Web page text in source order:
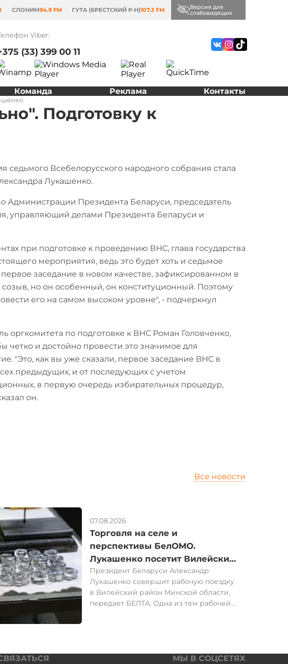
СЛОНИМ94.9 FM ГУТА (БРЕСТСКИЙ Р-Н)107.3 FM
Версия для
слабовидящих
Viber:
(33) 399 00 11
Команда Реклама Контакты
Подготовку к
седьмого Всебелорусского народного собрания стала
Лукашенко.
Администрации Президента Беларуси, председатель
управляющий делами Президента Беларуси и
при подготовке к проведению ВНС, глава государства
мероприятия, ведь это будет хоть и седьмое
заседание в новом качестве, зафиксированном в
но он особенный, он конституционный. Поэтому
его на самом высоком уровне", - подчеркнул
оргкомитета по подготовке к ВНС Роман Головченко,
четко и достойно провести это значимое для
"Это, как вы уже сказали, первое заседание ВНС в
предыдущих, и от последующих с учетом
в первую очередь избирательных процедур,
он.
Все новости
07.08.2026
Торговля на селе и
перспективы БелОМО.
Лукашенко посетит Вилейский
район
Президент Беларуси Александр
Лукашенко совершит рабочую поездку
в Вилейский район Минской области,
передает БЕЛТА. Одна из тем рабочей
изготавливают оптическую продукцию
МЫ В СОЦСЕТЯХ